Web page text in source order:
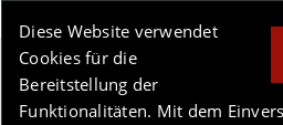
Diese Website verwendet
Cookies für die
Bereitstellung der
Funktionalitäten. Mit dem